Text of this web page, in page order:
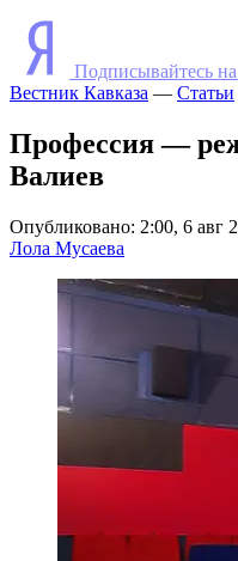
Подписывайтесь
Вестник Кавказа — Статьи
Профессия —
Валиев
Опубликовано: 2:00, 6 авг
Лола Мусаева